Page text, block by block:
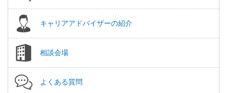
キャリアアドバイザーの紹介
相談会場
よくある質問